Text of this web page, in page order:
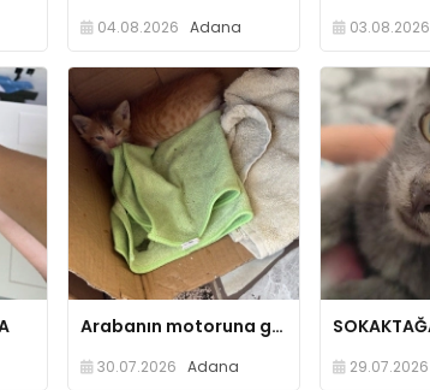
04.08.2026 Adana 03.08.2026
Arabanın motoruna girmis acil yuva cok kücük
30.07.2026 Adana 29.07.2026